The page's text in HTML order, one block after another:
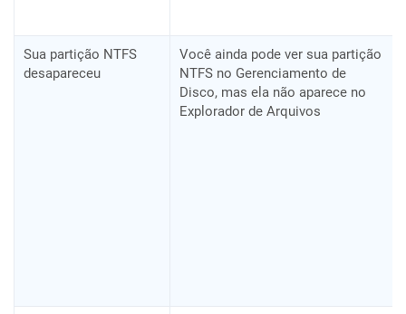
Sua partição NTFS
desapareceu
Você ainda pode ver sua partição
NTFS no Gerenciamento de
Disco, mas ela não aparece no
Explorador de Arquivos